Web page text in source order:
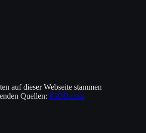
auf dieser Webseite stammen
Quellen: IGDB.com